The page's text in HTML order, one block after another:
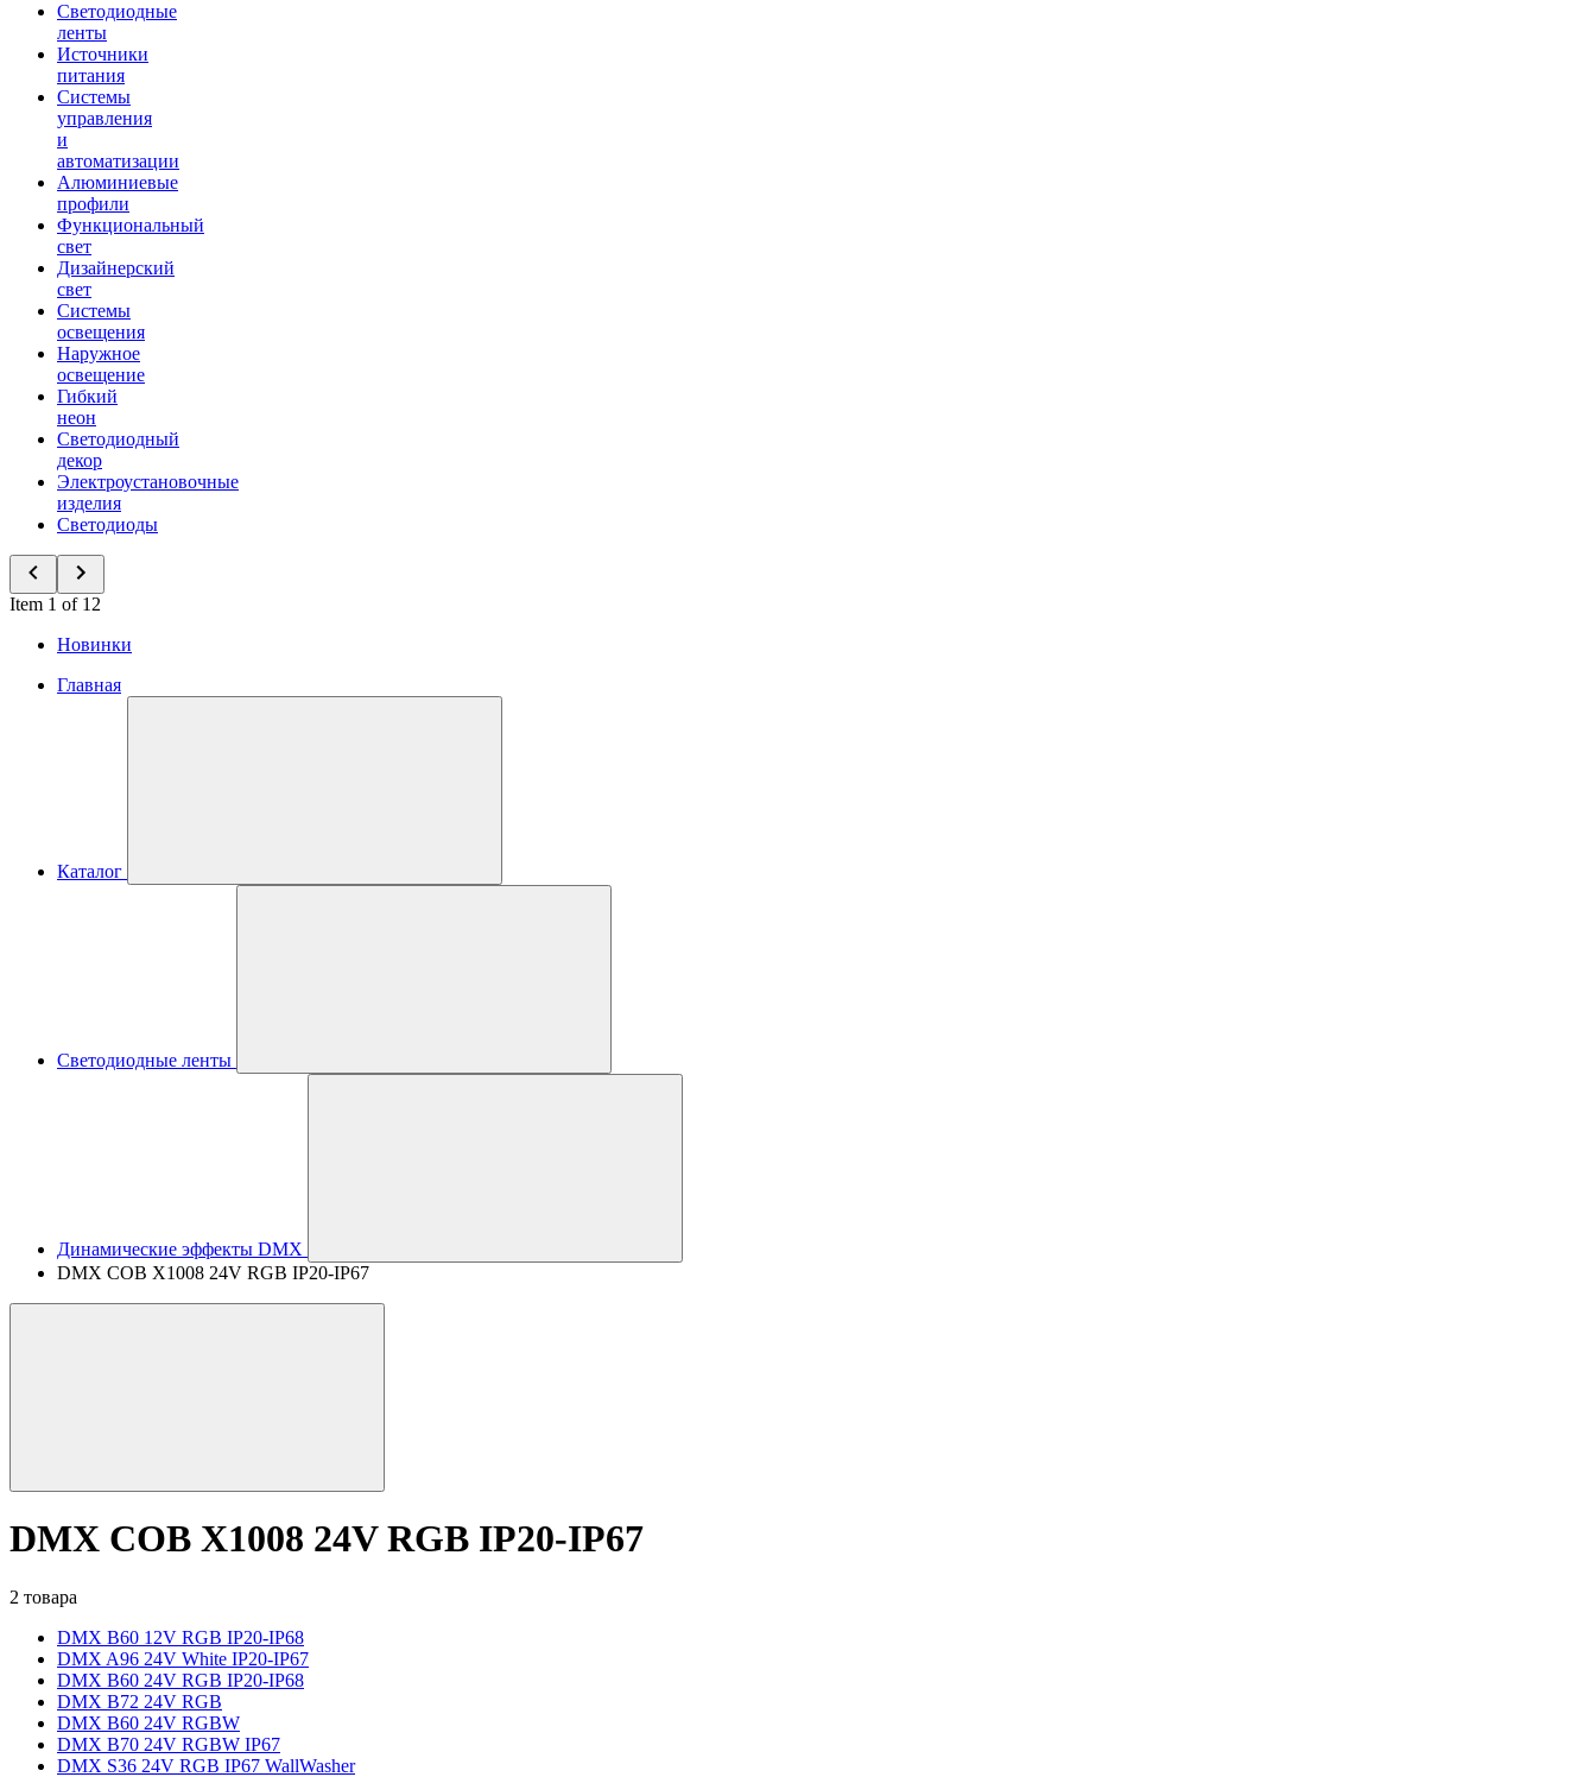
Светодиодные
ленты
Источники
питания
Системы
управления
и
автоматизации
Алюминиевые
профили
Функциональный
свет
Дизайнерский
свет
Системы
освещения
Наружное
освещение
Гибкий
неон
Светодиодный
декор
Электроустановочные
изделия
Светодиоды
Item 1 of 12
Новинки
Главная
Каталог
Светодиодные ленты
Динамические эффекты DMX
DMX COB X1008 24V RGB IP20-IP67
DMX COB X1008 24V RGB IP20-IP67
2 товара
DMX B60 12V RGB IP20-IP68
DMX A96 24V White IP20-IP67
DMX B60 24V RGB IP20-IP68
DMX B72 24V RGB
DMX B60 24V RGBW
DMX B70 24V RGBW IP67
DMX S36 24V RGB IP67 WallWasher